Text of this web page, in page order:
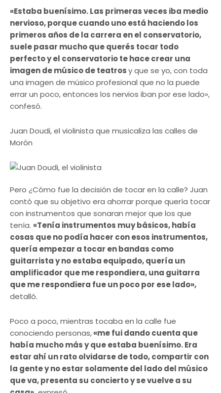
«Estaba buenísimo. Las primeras veces iba medio
nervioso, porque cuando uno está haciendo los
primeros años de la carrera en el conservatorio,
suele pasar mucho que querés tocar todo
perfecto y el conservatorio te hace crear una
imagen de músico de teatrosy que se yo, con toda
una imagen de músico profesional que no la puede
errar un poco, entonces los nervios iban por ese lado»,
confesó.
Juan Doudi, el violinista que musicaliza las calles de
Morón
Pero ¿Cómo fue la decisión de tocar en la calle? Juan
contó que su objetivo era ahorrar porque quería tocar
con instrumentos que sonaran mejor que los que
tenía. «Tenía instrumentos muy básicos, había
cosas que no podía hacer con esos instrumentos,
quería empezar a tocar en bandas como
guitarrista y no estaba equipado, quería un
amplificador que me respondiera, una guitarra
que me respondiera fue un poco por ese lado»,
detalló.
Poco a poco, mientras tocaba en la calle fue
conociendo personas,«me fui dando cuenta que
había mucho más y que estaba buenísimo. Era
estar ahí un rato olvidarse de todo, compartir con
la gente y no estar solamente del lado del músico
que va, presenta su concierto y se vuelve a su